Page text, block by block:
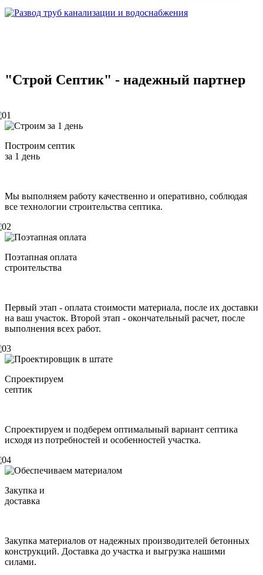
"Строй Септик" - надежный партнер
Построим септик
за 1 день
Мы выполняем работу качественно и оперативно, соблюдая
все технологии строительства септика.
Поэтапная оплата
строительства
Первый этап - оплата стоимости материала, после их доставки
на ваш участок. Второй этап - окончательный расчет, после
выполнения всех работ.
Спроектируем
септик
Спроектируем и подберем оптимальный вариант септика
исходя из потребностей и особенностей участка.
Закупка и
доставка
Закупка материалов от надежных производителей бетонных
конструкций. Доставка до участка и выгрузка нашими
силами.